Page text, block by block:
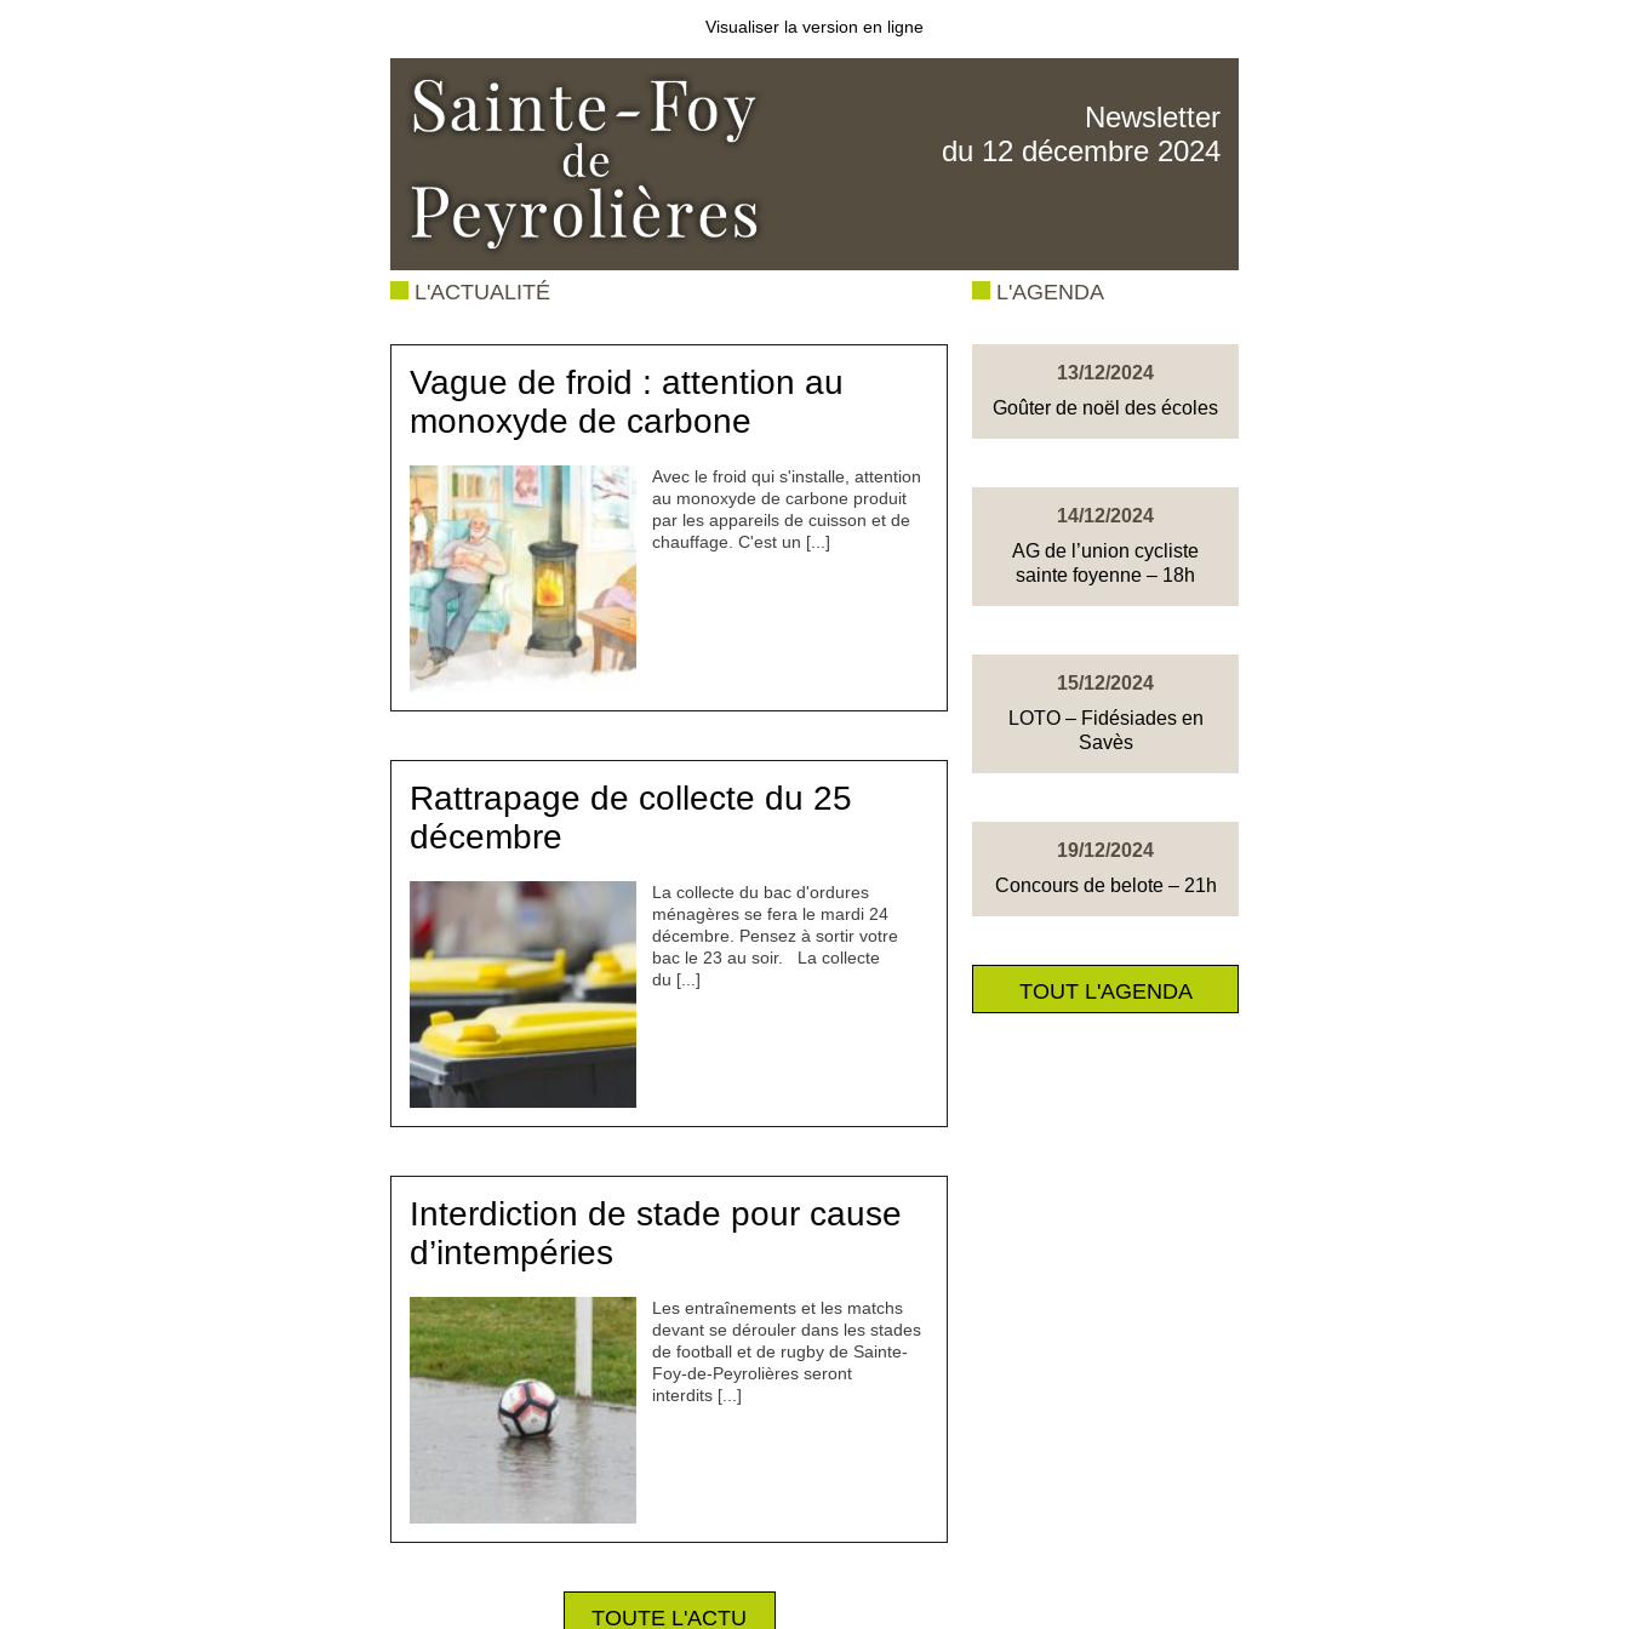
Visualiser la version en ligne
Newsletter
du 12 décembre 2024
L'ACTUALITÉ
Vague de froid : attention au
monoxyde de carbone
Avec le froid qui s'installe, attention
au monoxyde de carbone produit
par les appareils de cuisson et de
chauffage. C'est un [...]
Rattrapage de collecte du 25
décembre
La collecte du bac d'ordures
ménagères se fera le mardi 24
décembre. Pensez à sortir votre
bac le 23 au soir. La collecte
du [...]
Interdiction de stade pour cause
d’intempéries
Les entraînements et les matchs
devant se dérouler dans les stades
de football et de rugby de Sainte-
Foy-de-Peyrolières seront
interdits [...]
TOUTE L'ACTU
L'AGENDA
13/12/2024
Goûter de noël des écoles
14/12/2024
AG de l’union cycliste
sainte foyenne – 18h
15/12/2024
LOTO – Fidésiades en
Savès
19/12/2024
Concours de belote – 21h
TOUT L'AGENDA